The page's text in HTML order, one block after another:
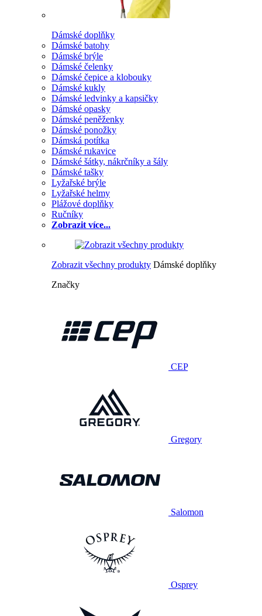
Dámské doplňky
Dámské batohy
Dámské brýle
Dámské čelenky
Dámské čepice a klobouky
Dámské kukly
Dámské ledvinky a kapsičky
Dámské opasky
Dámské peněženky
Dámské ponožky
Dámská potítka
Dámské rukavice
Dámské šátky, nákrčníky a šály
Dámské tašky
Lyžařské brýle
Lyžařské helmy
Plážové doplňky
Ručníky
Zobrazit více...
Zobrazit všechny produkty Dámské doplňky
Značky
CEP
Gregory
Salomon
Osprey